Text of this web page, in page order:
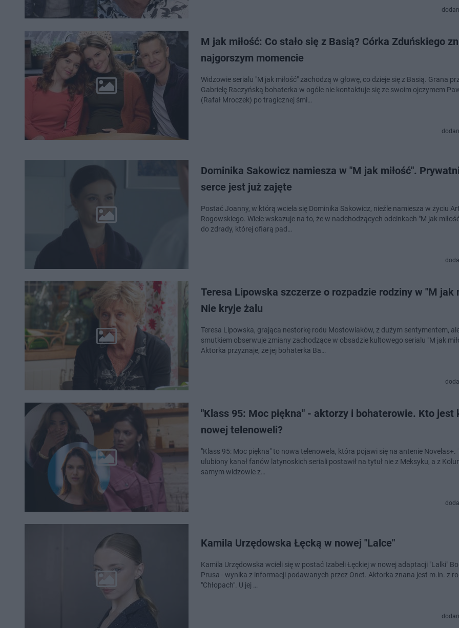
M jak miłość: Co stało się z Basią? Córka Zduńskiego
najgorszym momencie
Widzowie serialu "M jak miłość" zachodzą w głowę, co dzieje się z Basią. Grana
Gabrielę Raczyńską bohaterka w ogóle nie kontaktuje się ze swoim ojczymem
(Rafał Mroczek) po tragicznej śmi…
Dominika Sakowicz namiesza w "M jak miłość".
serce jest już zajęte
Postać Joanny, w którą wciela się Dominika Sakowicz, nieźle namiesza w życiu
Rogowskiego. Wiele wskazuje na to, że w nadchodzących odcinkach "M jak
do zdrady, której ofiarą pad…
Teresa Lipowska szczerze o rozpadzie rodziny w "M jak
Nie kryje żalu
Teresa Lipowska, grająca nestorkę rodu Mostowiaków, z dużym sentymentem,
smutkiem obserwuje zmiany zachodzące w obsadzie kultowego serialu "M jak
Aktorka przyznaje, że jej bohaterka Ba…
"Klass 95: Moc piękna" - aktorzy i bohaterowie. Kto jest
nowej telenoweli?
"Klass 95: Moc piękna" to nowa telenowela, która pojawi się na antenie Novelas+.
ulubiony kanał fanów latynoskich seriali postawił na tytuł nie z Meksyku, a z
samym widzowie z…
Kamila Urzędowska Łęcką w nowej "Lalce"
Kamila Urzędowska wcieli się w postać Izabeli Łęckiej w nowej adaptacji "Lalki"
Prusa - wynika z informacji podawanych przez Onet. Aktorka znana jest m.in. z
"Chłopach". U jej …